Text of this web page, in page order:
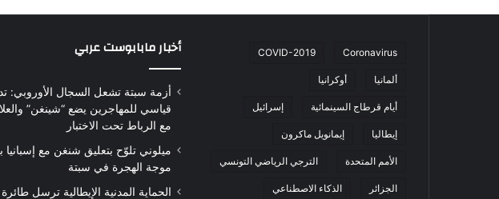
Coronavirus
COVID-2019
ألمانيا أوكرانيا
أيام قرطاج السينمائية إسرائيل
إيطاليا إيمانويل ماكرون
الأمم المتحدة الترجي الرياضي التونسي
الجزائر الذكاء الاصطناعي
أخبار مابابوست عربي
أزمة سبتة تشعل السجال الأوروبي:
قياسي للمهاجرين يضع “شينغن”
مع الرباط تحت الاختبار
ميلوني تلوّح بتعليق شنغن مع إسبانيا
موجة الهجرة في سبتة
الحماية المدنية الإيطالية ترسل طائرة